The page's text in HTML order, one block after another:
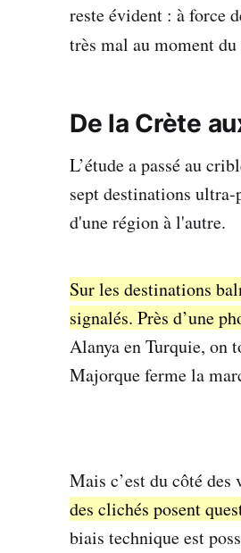
reste évident : à force
très mal au moment du
De la Crète
L’étude a passé au
sept destinations
d'une région à l'autre.
Sur les destinations
signalés. Près d’une
Alanya en Turquie, on
Majorque ferme la
Mais c’est du côté
des clichés posent
biais technique est